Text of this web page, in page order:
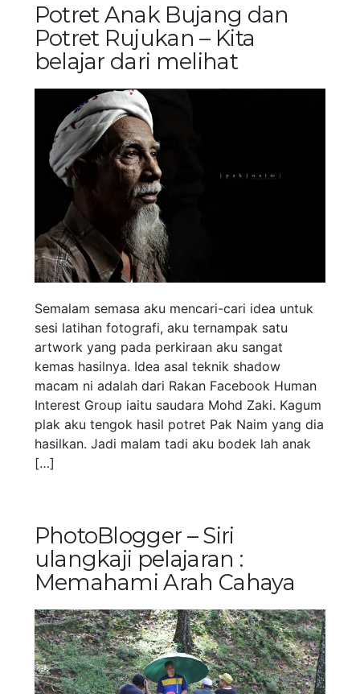
Potret Anak Bujang dan
Potret Rujukan – Kita
belajar dari melihat
Semalam semasa aku mencari-cari idea untuk
sesi latihan fotografi, aku ternampak satu
artwork yang pada perkiraan aku sangat
kemas hasilnya. Idea asal teknik shadow
macam ni adalah dari Rakan Facebook Human
Interest Group iaitu saudara Mohd Zaki. Kagum
plak aku tengok hasil potret Pak Naim yang dia
hasilkan. Jadi malam tadi aku bodek lah anak
[…]
PhotoBlogger – Siri
ulangkaji pelajaran :
Memahami Arah Cahaya